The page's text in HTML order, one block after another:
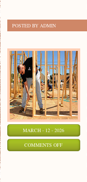
POSTED BY ADMIN
MARCH - 12 - 2026
COMMENTS OFFON